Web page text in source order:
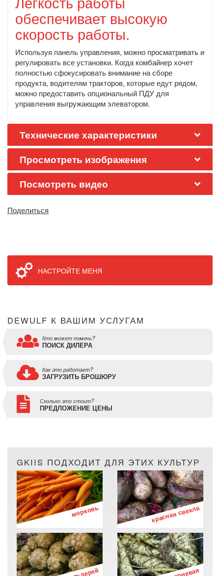
обеспечивает высокую
скорость работы.
Используя панель управления, можно просматривать и
регулировать все установки. Когда комбайнер хочет
полностью сфокусировать внимание на сборе
продукта, водителям тракторов, которые едут рядом,
можно предоставить опциональный ПДУ для
управления выгружающим элеватором.
Технические характеристики
Просмотреть изображения
Посмотреть видео
Поделиться
НАСТРОЙТЕ МЕНЯ
DEWULF К ВАШИМ УСЛУГАМ
Кто может помочь?
ПОИСК ДИЛЕРА
Как это работает?
ЗАГРУЗИТЬ БРОШЮРУ
Сколько это стоит?
ПРЕДЛОЖЕНИЕ ЦЕНЫ
GKIIS ПОДХОДИТ ДЛЯ ЭТИХ КУЛЬТУР
морковь красная свекла